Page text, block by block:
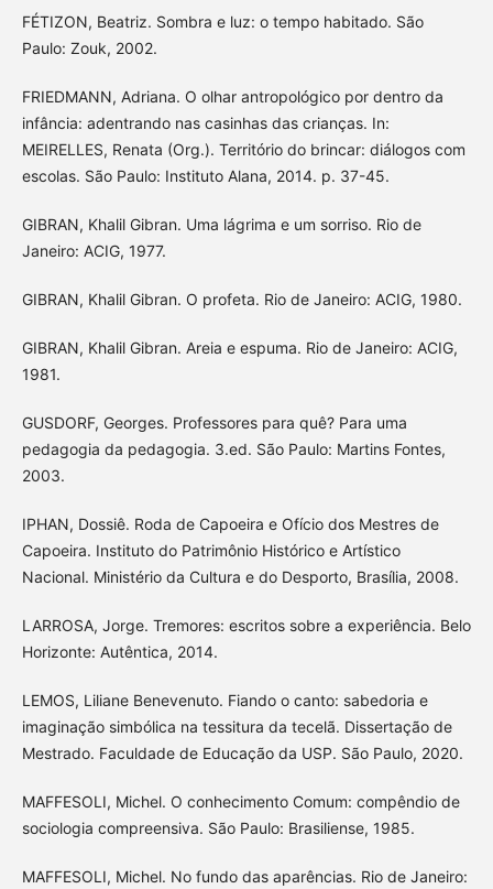
FÉTIZON, Beatriz. Sombra e luz: o tempo habitado. São
Paulo: Zouk, 2002.
FRIEDMANN, Adriana. O olhar antropológico por dentro da
infância: adentrando nas casinhas das crianças. In:
MEIRELLES, Renata (Org.). Território do brincar: diálogos com
escolas. São Paulo: Instituto Alana, 2014. p. 37-45.
GIBRAN, Khalil Gibran. Uma lágrima e um sorriso. Rio de
Janeiro: ACIG, 1977.
GIBRAN, Khalil Gibran. O profeta. Rio de Janeiro: ACIG, 1980.
GIBRAN, Khalil Gibran. Areia e espuma. Rio de Janeiro: ACIG,
1981.
GUSDORF, Georges. Professores para quê? Para uma
pedagogia da pedagogia. 3.ed. São Paulo: Martins Fontes,
2003.
IPHAN, Dossiê. Roda de Capoeira e Ofício dos Mestres de
Capoeira. Instituto do Patrimônio Histórico e Artístico
Nacional. Ministério da Cultura e do Desporto, Brasília, 2008.
LARROSA, Jorge. Tremores: escritos sobre a experiência. Belo
Horizonte: Autêntica, 2014.
LEMOS, Liliane Benevenuto. Fiando o canto: sabedoria e
imaginação simbólica na tessitura da tecelã. Dissertação de
Mestrado. Faculdade de Educação da USP. São Paulo, 2020.
MAFFESOLI, Michel. O conhecimento Comum: compêndio de
sociologia compreensiva. São Paulo: Brasiliense, 1985.
MAFFESOLI, Michel. No fundo das aparências. Rio de Janeiro: